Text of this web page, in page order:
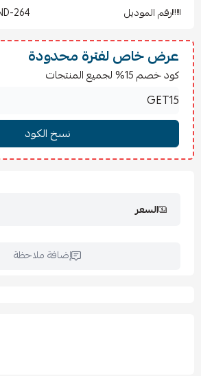
2 كيس مخدة: 50×75 سم
المميزات:
✔ تصميم عصري يناسب جميع الأذواق
✔ ألوان ثابتة تدوم طويلاً
✔ حشوة مريحة مناسبة لكل الفصول
تعليمات العناية:
يُكوى على حرارة منخفضة
رقم الموديل 264
عرض خاص لفترة محدودة
كود خصم 15% لجميع المنتجات
السعر
إضافة ملاحظة